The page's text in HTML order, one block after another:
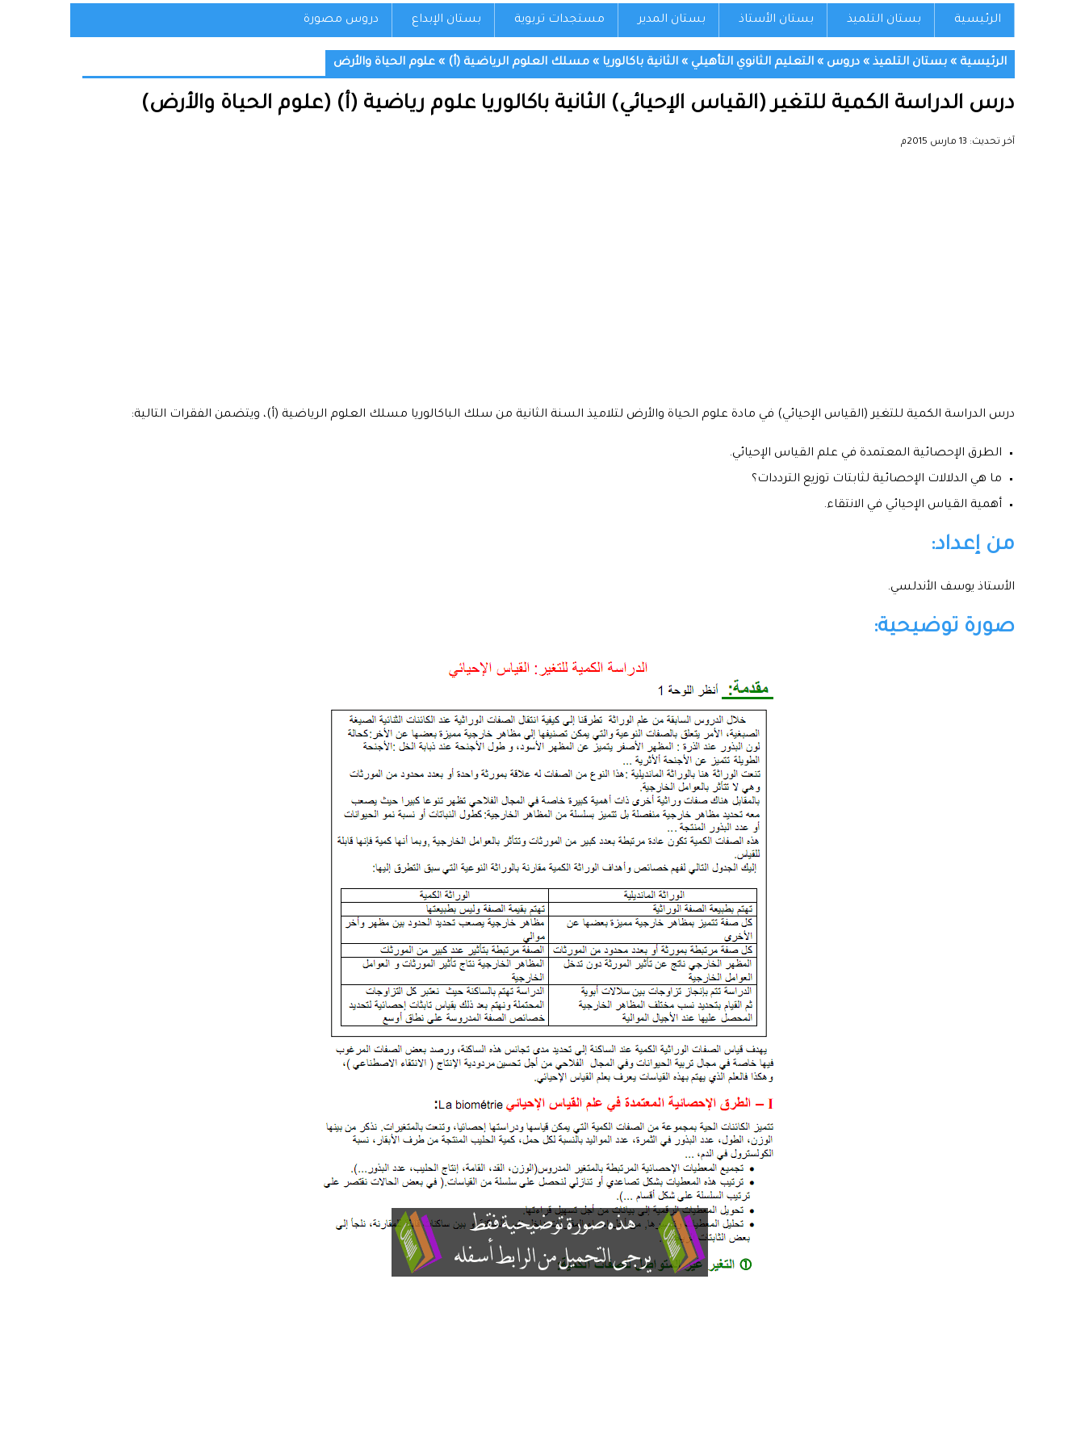
الرئيسية بستان التلميذ بستان الأستاذ بستان المدير مستجدات تربوية بستان الإبداع دروس مصورة
الرئيسية » بستان التلميذ » دروس » التعليم الثانوي التأهيلي » الثانية باكالوريا » مسلك العلوم الرياضية (أ) » علوم الحياة والأرض
درس الدراسة الكمية للتغير (القياس الإحيائي) الثانية باكالوريا علوم رياضية (أ) (علوم الحياة والأرض)
آخر تحديث: 13 مارس 2015م
درس الدراسة الكمية للتغير (القياس الإحيائي) في مادة علوم الحياة والأرض لتلاميذ السنة الثانية من سلك الباكالوريا مسلك العلوم الرياضية (أ)، ويتضمن الفقرات التالية:
الطرق الإحصائية المعتمدة في علم القياس الإحيائي.
ما هي الدلالات الإحصائية لثابتات توزيع الترددات؟
أهمية القياس الإحيائي في الانتقاء.
من إعداد:
الأستاذ يوسف الأندلسي.
صورة توضيحية: